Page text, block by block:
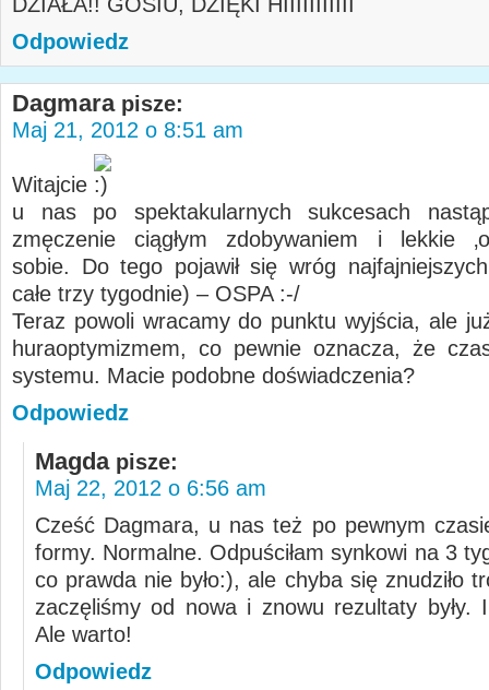
Odpowiedz
Dagmara pisze:
Maj 21, 2012 o 8:51 am
Witajcie
u nas po spektakularnych sukcesach
zmęczenie ciągłym zdobywaniem i lekkie
sobie. Do tego pojawił się wróg
całe trzy tygodnie) – OSPA :-/
Teraz powoli wracamy do punktu wyjścia, ale
huraoptymizmem, co pewnie oznacza, że
systemu. Macie podobne doświadczenia?
Odpowiedz
Magda pisze:
Maj 22, 2012 o 6:56 am
Cześć Dagmara, u nas też po pewnym
formy. Normalne. Odpuściłam synkowi na 3
co prawda nie było:), ale chyba się znudziło
zaczęliśmy od nowa i znowu rezultaty były.
Ale warto!
Odpowiedz